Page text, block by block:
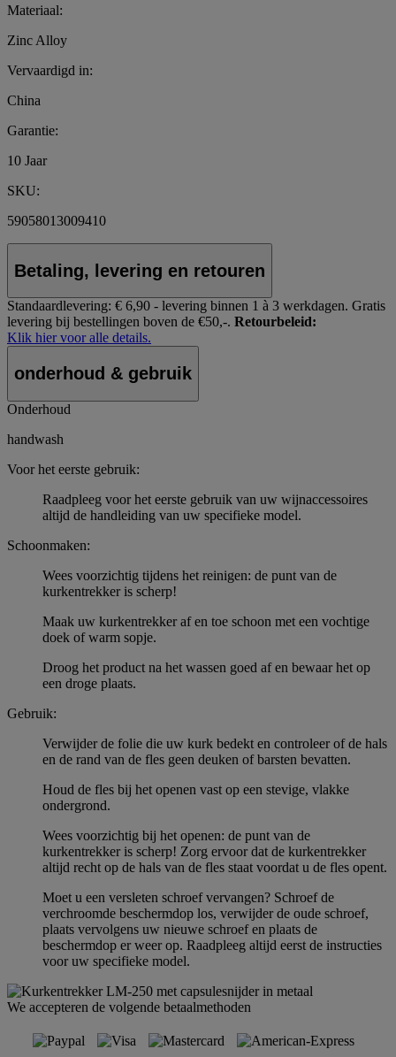
Materiaal:
Zinc Alloy
Vervaardigd in:
China
Garantie:
10 Jaar
SKU:
59058013009410
Betaling, levering en retouren
Standaardlevering: € 6,90 - levering binnen 1 à 3 werkdagen. Gratis
levering bij bestellingen boven de €50,-. Retourbeleid:
Klik hier voor alle details.
onderhoud & gebruik
Onderhoud
handwash
Voor het eerste gebruik:
Raadpleeg voor het eerste gebruik van uw wijnaccessoires
altijd de handleiding van uw specifieke model.
Schoonmaken:
Wees voorzichtig tijdens het reinigen: de punt van de
kurkentrekker is scherp!
Maak uw kurkentrekker af en toe schoon met een vochtige
doek of warm sopje.
Droog het product na het wassen goed af en bewaar het op
een droge plaats.
Gebruik:
Verwijder de folie die uw kurk bedekt en controleer of de hals
en de rand van de fles geen deuken of barsten bevatten.
Houd de fles bij het openen vast op een stevige, vlakke
ondergrond.
Wees voorzichtig bij het openen: de punt van de
kurkentrekker is scherp! Zorg ervoor dat de kurkentrekker
altijd recht op de hals van de fles staat voordat u de fles opent.
Moet u een versleten schroef vervangen? Schroef de
verchroomde beschermdop los, verwijder de oude schroef,
plaats vervolgens uw nieuwe schroef en plaats de
beschermdop er weer op. Raadpleeg altijd eerst de instructies
voor uw specifieke model.
We accepteren de volgende betaalmethoden